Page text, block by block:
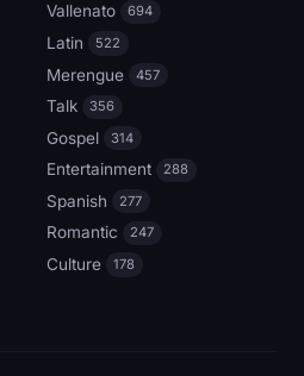
Vallenato 694
Latin 522
Merengue 457
Talk 356
Gospel 314
Entertainment 288
Spanish 277
Romantic 247
Culture 178